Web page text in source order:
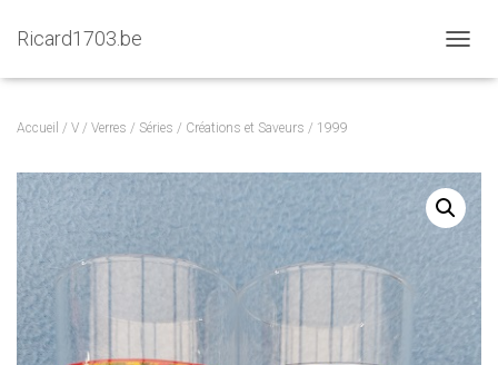
Ricard1703.be
É
A
N
Accueil / V / Verres / Séries / Créations et Saveurs / 1999